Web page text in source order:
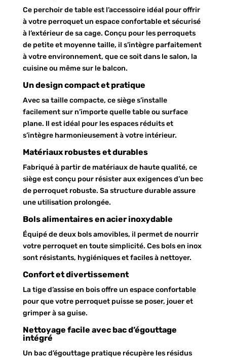
Ce perchoir de table est l’accessoire idéal pour offrir
à votre perroquet un espace confortable et sécurisé
à l’extérieur de sa cage. Conçu pour les perroquets
de petite et moyenne taille, il s’intègre parfaitement
à votre environnement, que ce soit dans le salon, la
cuisine ou même sur le balcon.
Un design compact et pratique
Avec sa taille compacte, ce siège s’installe
facilement sur n’importe quelle table ou surface
plane. Il est idéal pour les espaces réduits et
s’intègre harmonieusement à votre intérieur.
Matériaux robustes et durables
Fabriqué à partir de matériaux de haute qualité, ce
siège est conçu pour résister aux exigences d’un bec
de perroquet robuste. Sa structure durable assure
une utilisation prolongée.
Bols alimentaires en acier inoxydable
Équipé de deux bols amovibles, il permet de nourrir
votre perroquet en toute simplicité. Ces bols en inox
sont résistants, hygiéniques et faciles à nettoyer.
Confort et divertissement
La tige d’assise en bois offre un espace confortable
pour que votre perroquet puisse se poser, jouer et
grimper à sa guise.
Nettoyage facile avec bac d’égouttage
intégré
Un bac d’égouttage pratique récupère les résidus